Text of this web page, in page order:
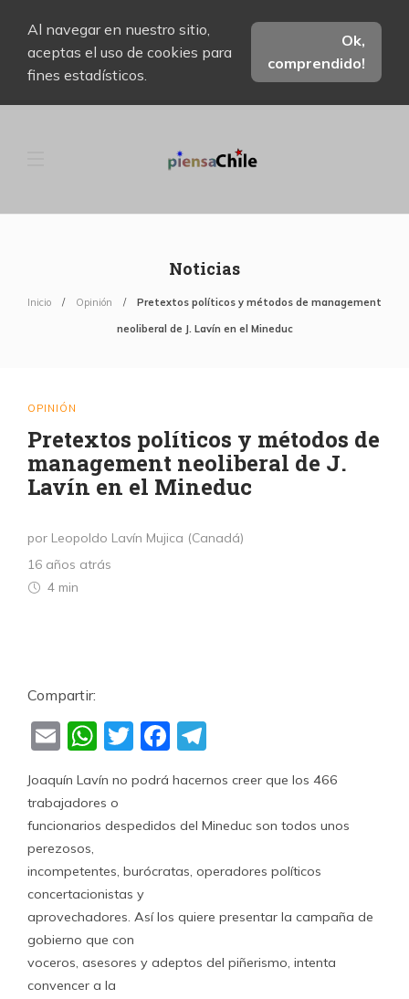
Al navegar en nuestro sitio,
aceptas el uso de cookies para
fines estadísticos.
Ok,
comprendido!
Noticias
Inicio Opinión Pretextos políticos y métodos de management
neoliberal de J. Lavín en el Mineduc
OPINIÓN
Pretextos políticos y métodos de
management neoliberal de J.
Lavín en el Mineduc
por Leopoldo Lavín Mujica (Canadá)
16 años atrás
4 min
Compartir:
EmailWhatsApp
TwitterFacebook
Joaquín Lavín no podrá hacernos creer que los 466
trabajadores o
funcionarios despedidos del Mineduc son todos unos
perezosos,
incompetentes, burócratas, operadores políticos
concertacionistas y
aprovechadores. Así los quiere presentar la campaña de
gobierno que con
voceros, asesores y adeptos del piñerismo, intenta
convencer a la